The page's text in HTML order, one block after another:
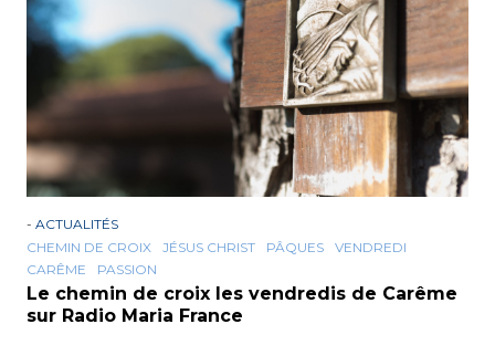
- ACTUALITÉS
CHEMIN DE CROIX
JÉSUS CHRIST PÂQUES
VENDREDI
CARÊME
PASSION
Le chemin de croix les vendredis de Carême
sur Radio Maria France